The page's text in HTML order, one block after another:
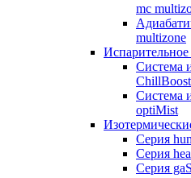
mc
multizone
Система
Система
optiMist
Серия
Серия
Серия